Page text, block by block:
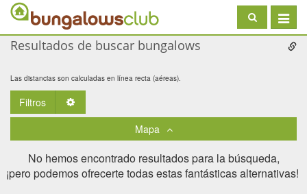
Toggle
Resultados de buscar bungalows
Las distancias son calculadas en línea recta (aéreas).
Filtros
Mapa
No hemos encontrado resultados para la búsqueda,
¡pero podemos ofrecerte todas estas fantásticas alternativas! ​